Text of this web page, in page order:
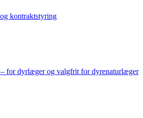
kontraktstyring
for dyrlæger og valgfrit for dyrenaturlæger